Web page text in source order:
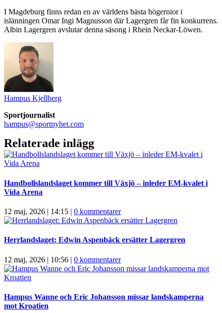
I Magdeburg finns redan en av världens bästa högernior i
islänningen Omar Ingi Magnusson där Lagergren får fin konkurrens.
Albin Lagergren avslutar denna säsong i Rhein Neckar-Löwen.
Hampus Kjellberg
Sportjournalist
hampus@sportnyhet.com
Relaterade inlägg
Handbollslandslaget kommer till Växjö – inleder EM-kvalet i
Vida Arena
12 maj, 2026 | 14:15 | 0 kommentarer
Herrlandslaget: Edwin Aspenbäck ersätter Lagergren
12 maj, 2026 | 10:56 | 0 kommentarer
Hampus Wanne och Eric Johansson missar landskamperna
mot Kroatien